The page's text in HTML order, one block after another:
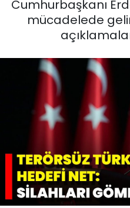
Cumhurbaşkanı
mücadelede
SİYASET
EĞİTİM
MAGAZİN
SAĞLIK
SPOR
11:11 MANŞET
Tüm Manşetler
Son Dakika
Haber Arşivi